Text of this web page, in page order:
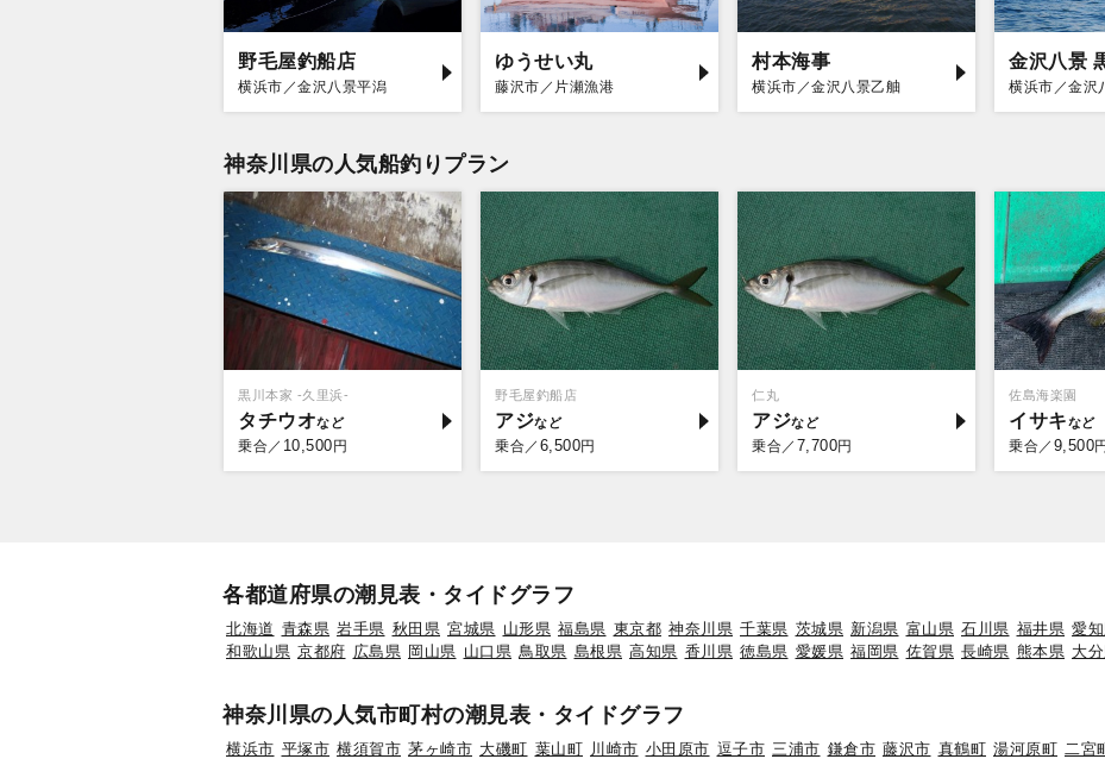
野毛屋釣船店
横浜市／金沢八景平潟
ゆうせい丸
藤沢市／片瀬漁港
村本海事
横浜市／金沢八景乙舳
金沢八景
横浜市／金沢
神奈川県の人気船釣りプラン
黒川本家 -久里浜-
タチウオ
乗合／ 10,500 円
野毛屋釣船店
アジ
乗合／ 6,500円
仁丸
アジ
乗合／ 7,700円
佐島海楽園
イサキ
乗合／ 9,500円
各都道府県の潮見表・タイドグラフ
北海道 青森県 岩手県 秋田県 宮城県 山形県 福島県 東京都 神奈川県 千葉県 茨城県 新潟県 富山県 石川県 福井県 愛
和歌山県 京都府 広島県 岡山県 山口県 鳥取県 島根県 高知県 香川県 徳島県 愛媛県 福岡県 佐賀県 長崎県 熊本県 大
神奈川県の人気市町村の潮見表・タイドグラフ
横浜市 平塚市 横須賀市 茅ヶ崎市 大磯町 葉山町 川崎市 小田原市 逗子市 三浦市 鎌倉市 藤沢市 真鶴町 湯河原町 二宮